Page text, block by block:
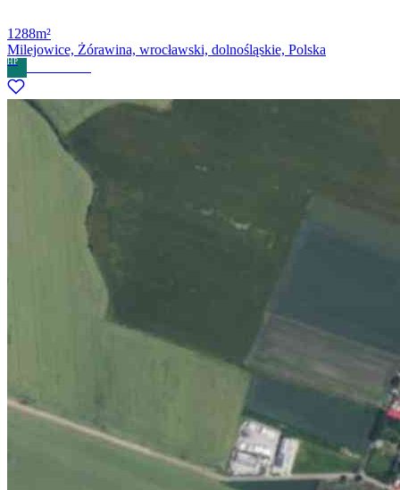
1288m²
Milejowice, Żórawina, wrocławski, dolnośląskie, Polska
HP